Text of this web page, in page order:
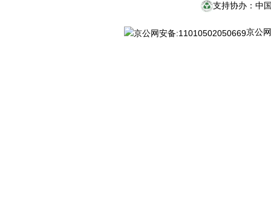
支持协办：中
京公